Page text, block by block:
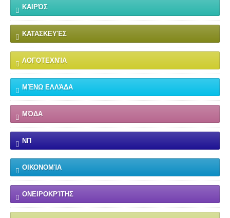
ΚΑΙΡΌΣ
ΚΑΤΑΣΚΕΥΈΣ
ΛΟΓΟΤΕΧΝΊΑ
ΜΈΝΩ ΕΛΛΆΔΑ
ΜΌΔΑ
ΝΠ
ΟΙΚΟΝΟΜΊΑ
ΟΝΕΙΡΟΚΡΊΤΗΣ